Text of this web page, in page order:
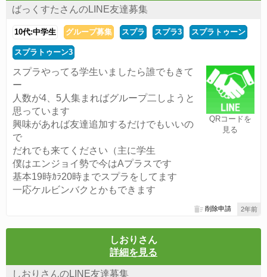
ばっくすたさんのLINE友達募集
10代:中学生 グループ募集 スプラ スプラ3 スプラトゥーン
スプラトゥーン3
QRコードを
見る
スプラやってる学生いましたら誰でもきて
ー
人数が4、5人集まればグループ二しようと
思っています
興味があれば友達追加するだけでもいいの
で
だれでも来てください（主に学生
僕はエンジョイ勢で今はAプラスです
基本19時ｶﾗ20時までスプラをしてます
一応ケルビンバクとかもできます
2年前
削除申請
しおりさん
詳細を見る
しおりさんのLINE友達募集